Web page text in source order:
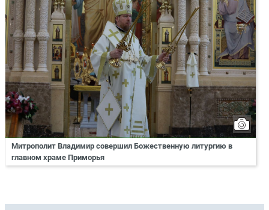
Митрополит Владимир совершил Божественную литургию в
главном храме Приморья